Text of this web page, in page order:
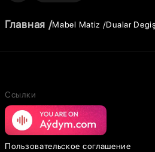
Главная Mabel Matiz Dualar
Ссылки
Пользовательское соглашение